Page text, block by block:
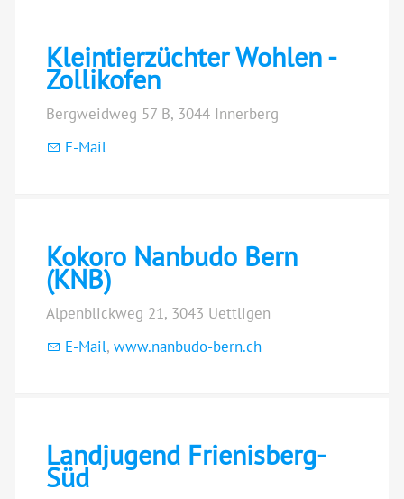
Kleintierzüchter Wohlen -
Zollikofen
Bergweidweg 57 B, 3044 Innerberg
E-Mail
Kokoro Nanbudo Bern
(KNB)
Alpenblickweg 21, 3043 Uettligen
E-Mail, www.nanbudo-bern.ch
Landjugend Frienisberg-
Süd